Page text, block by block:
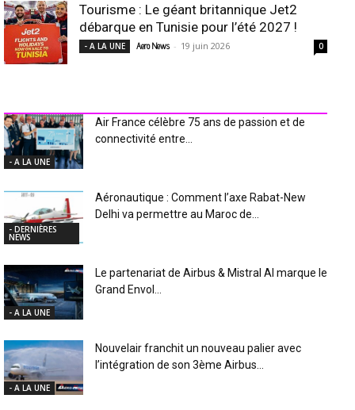
Tourisme : Le géant britannique Jet2
débarque en Tunisie pour l’été 2027 !
- A LA UNE Aero News - 19 juin 2026 0
- A LA UNE
Air France célèbre 75 ans de passion et de
connectivité entre...
- DERNIÈRES
NEWS
Aéronautique : Comment l’axe Rabat-New
Delhi va permettre au Maroc de...
- A LA UNE
Le partenariat de Airbus & Mistral AI marque le
Grand Envol...
- A LA UNE
Nouvelair franchit un nouveau palier avec
l’intégration de son 3ème Airbus...